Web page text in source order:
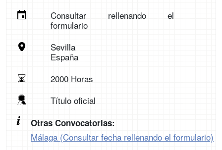
Consultar rellenando el
formulario
Sevilla
España
2000 Horas
Título oficial
Otras Convocatorias:
Málaga (Consultar fecha rellenando el formulario)